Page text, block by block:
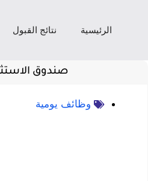
الرئيسية نتائج القبول
صندوق
وظائف يومية